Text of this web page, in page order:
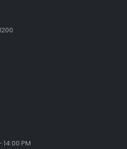
14:00 PM